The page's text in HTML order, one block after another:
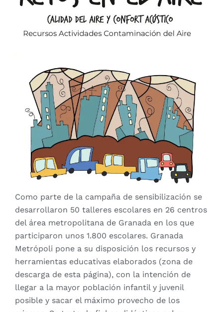
Como parte de la campaña de sensibilización se
desarrollaron 50 talleres escolares en 26 centros
del área metropolitana de Granada en los que
participaron unos 1.800 escolares. Granada
Metrópoli pone a su disposición los recursos y
herramientas educativas elaborados (zona de
descarga de esta página), con la intención de
llegar a la mayor población infantil y juvenil
posible y sacar el máximo provecho de los